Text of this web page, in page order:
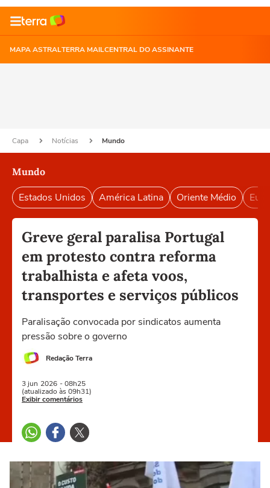
MAPA ASTRALTERRA MAILCENTRAL DO ASSINANTE
Capa Notícias Mundo
Mundo
Estados Unidos América Latina Oriente Médio
Greve geral paralisa Portugal
em protesto contra reforma
trabalhista e afeta voos,
transportes e serviços públicos
Paralisação convocada por sindicatos aumenta
pressão sobre o governo
Redação Terra
3 jun 2026 - 08h25
(atualizado às 09h31)
Exibir comentários